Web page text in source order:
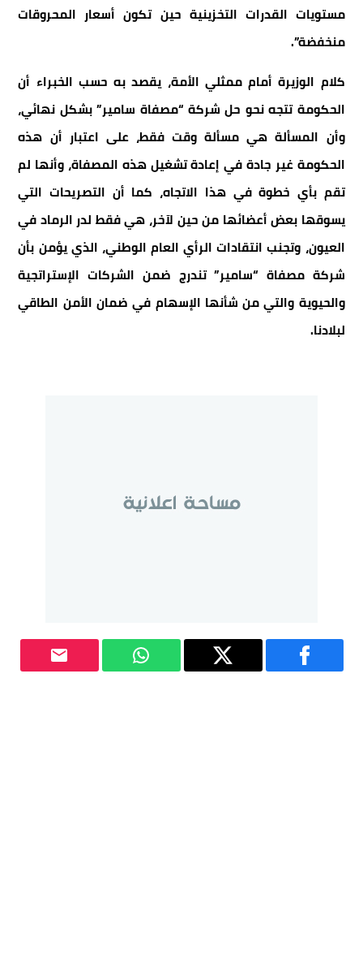
مستويات القدرات التخزينية حين تكون أسعار المحروقات
منخفضة”.
كلام الوزيرة أمام ممثلي الأمة، يقصد به حسب الخبراء أن
الحكومة تتجه نحو حل شركة “مصفاة سامير” بشكل نهائي،
وأن المسألة هي مسألة وقت فقط، على اعتبار أن هذه
الحكومة غير جادة في إعادة تشغيل هذه المصفاة، وأنها لم
تقم بأي خطوة في هذا الاتجاه، كما أن التصريحات التي
يسوقها بعض أعضائها من حين لآخر، هي فقط لدر الرماد في
العيون، وتجنب انتقادات الرأي العام الوطني، الذي يؤمن بأن
شركة مصفاة “سامير” تندرج ضمن الشركات الإستراتجية
والحيوية والتي من شأنها الإسهام في ضمان الأمن الطاقي
لبلادنا.